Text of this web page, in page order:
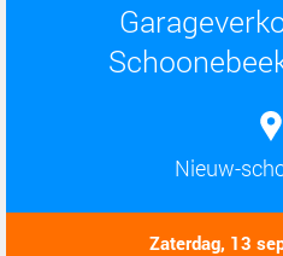
Nieuw-
Zaterdag, 13